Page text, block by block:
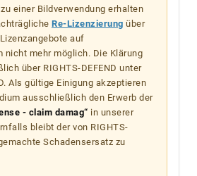
zu einer Bildverwendung erhalten
Re-Lizenzierung über
auf
nicht mehr möglich. Die Klärung
über RIGHTS-DEFEND unter
Als gültige Einigung akzeptieren
ausschließlich den Erwerb der
- claim damag“ in unserer
bleibt der von RIGHTS-
Schadensersatz zu